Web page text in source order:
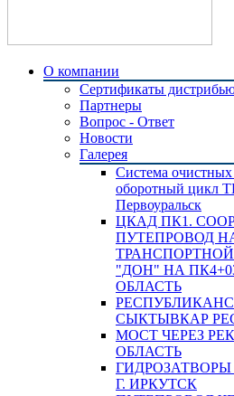
О компании
Сертификаты
Партнеры
Вопрос - Ответ
Новости
Галерея
Система
оборотный цикл
Первоуральск
ЦКАД ПК1.
ПУТЕПРОВОД
ТРАНСПОРТНОЙ
"ДОН" НА
ОБЛАСТЬ
СЫКТЫВКАР
МОСТ ЧЕРЕЗ
ОБЛАСТЬ
ГИДРОЗАТВОРЫ
Г. ИРКУТСК